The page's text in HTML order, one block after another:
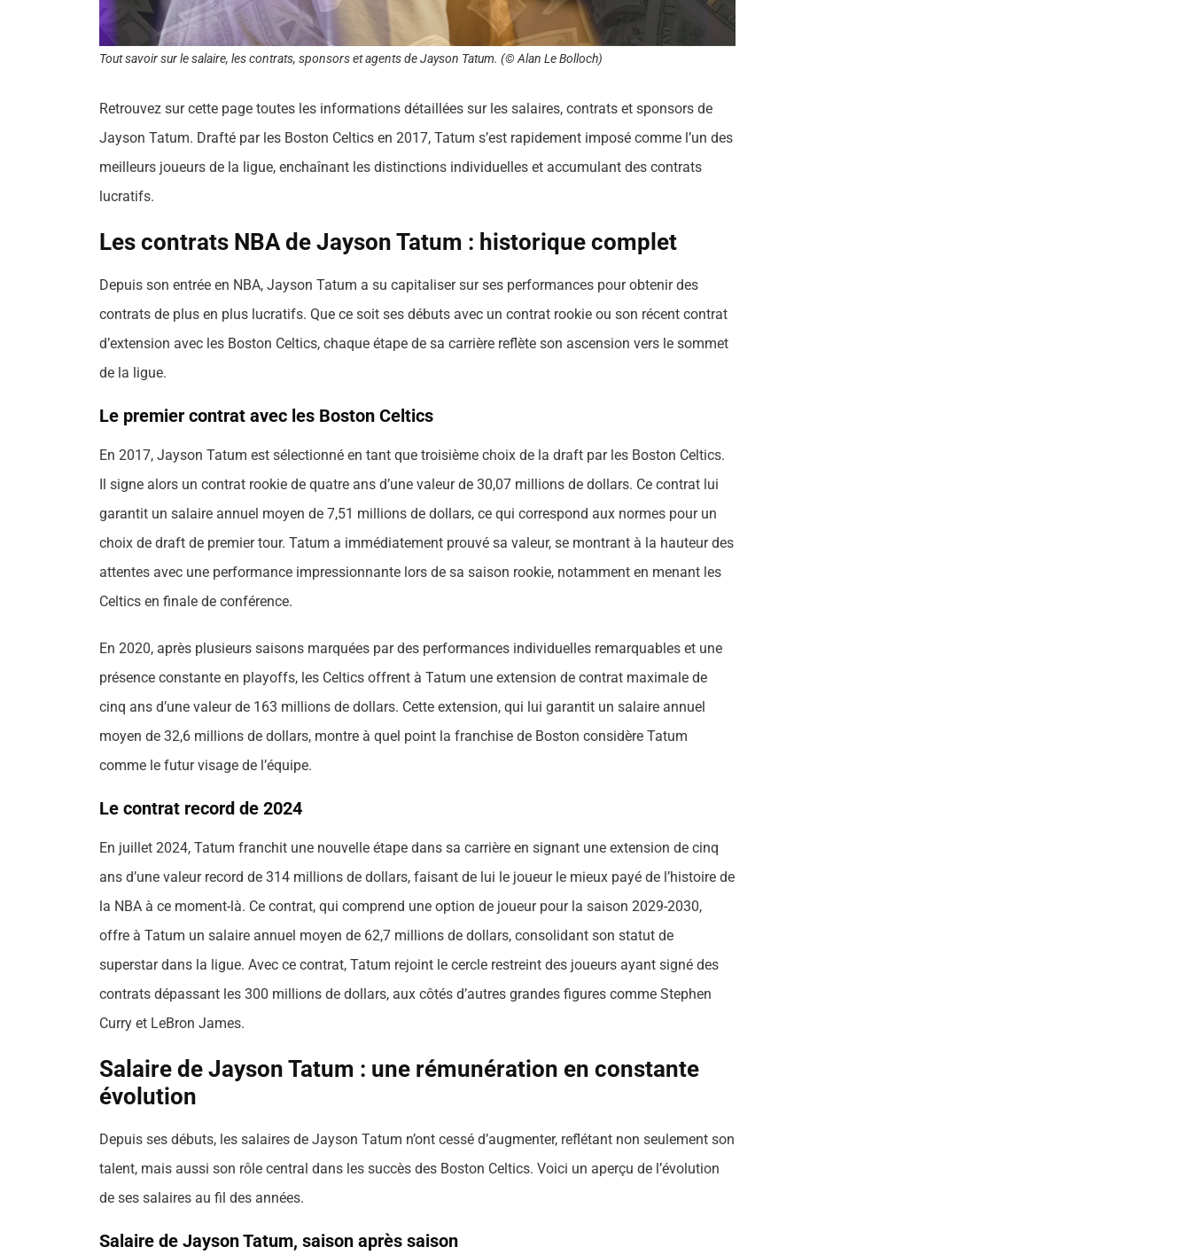
Tout savoir sur le salaire, les contrats, sponsors et agents de Jayson Tatum. (© Alan Le Bolloch)
Retrouvez sur cette page toutes les informations détaillées sur les salaires, contrats et sponsors de
Jayson Tatum. Drafté par les Boston Celtics en 2017, Tatum s’est rapidement imposé comme l’un des
meilleurs joueurs de la ligue, enchaînant les distinctions individuelles et accumulant des contrats
lucratifs.
Les contrats NBA de Jayson Tatum : historique complet
Depuis son entrée en NBA, Jayson Tatum a su capitaliser sur ses performances pour obtenir des
contrats de plus en plus lucratifs. Que ce soit ses débuts avec un contrat rookie ou son récent contrat
d’extension avec les Boston Celtics, chaque étape de sa carrière reflète son ascension vers le sommet
de la ligue.
Le premier contrat avec les Boston Celtics
En 2017, Jayson Tatum est sélectionné en tant que troisième choix de la draft par les Boston Celtics.
Il signe alors un contrat rookie de quatre ans d’une valeur de 30,07 millions de dollars. Ce contrat lui
garantit un salaire annuel moyen de 7,51 millions de dollars, ce qui correspond aux normes pour un
choix de draft de premier tour. Tatum a immédiatement prouvé sa valeur, se montrant à la hauteur des
attentes avec une performance impressionnante lors de sa saison rookie, notamment en menant les
Celtics en finale de conférence.
En 2020, après plusieurs saisons marquées par des performances individuelles remarquables et une
présence constante en playoffs, les Celtics offrent à Tatum une extension de contrat maximale de
cinq ans d’une valeur de 163 millions de dollars. Cette extension, qui lui garantit un salaire annuel
moyen de 32,6 millions de dollars, montre à quel point la franchise de Boston considère Tatum
comme le futur visage de l’équipe.
Le contrat record de 2024
En juillet 2024, Tatum franchit une nouvelle étape dans sa carrière en signant une extension de cinq
ans d’une valeur record de 314 millions de dollars, faisant de lui le joueur le mieux payé de l’histoire de
la NBA à ce moment-là. Ce contrat, qui comprend une option de joueur pour la saison 2029-2030,
offre à Tatum un salaire annuel moyen de 62,7 millions de dollars, consolidant son statut de
superstar dans la ligue. Avec ce contrat, Tatum rejoint le cercle restreint des joueurs ayant signé des
contrats dépassant les 300 millions de dollars, aux côtés d’autres grandes figures comme Stephen
Curry et LeBron James.
Salaire de Jayson Tatum : une rémunération en constante
évolution
Depuis ses débuts, les salaires de Jayson Tatum n’ont cessé d’augmenter, reflétant non seulement son
talent, mais aussi son rôle central dans les succès des Boston Celtics. Voici un aperçu de l’évolution
de ses salaires au fil des années.
Salaire de Jayson Tatum, saison après saison